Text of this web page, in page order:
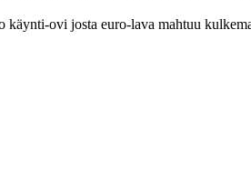
käynti-ovi josta euro-lava mahtuu